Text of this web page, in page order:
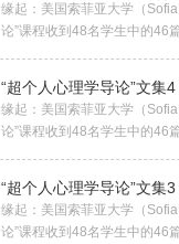
缘起：美国索菲亚大学（
论”课程收到48名学生中的46
“超个人心理学导论”文集4
缘起：美国索菲亚大学（
论”课程收到48名学生中的46
“超个人心理学导论”文集3
缘起：美国索菲亚大学（
论”课程收到48名学生中的46